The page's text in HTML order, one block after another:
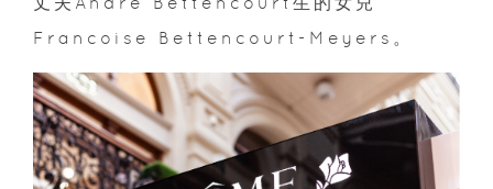
Francoise Bettencourt-Meyers。